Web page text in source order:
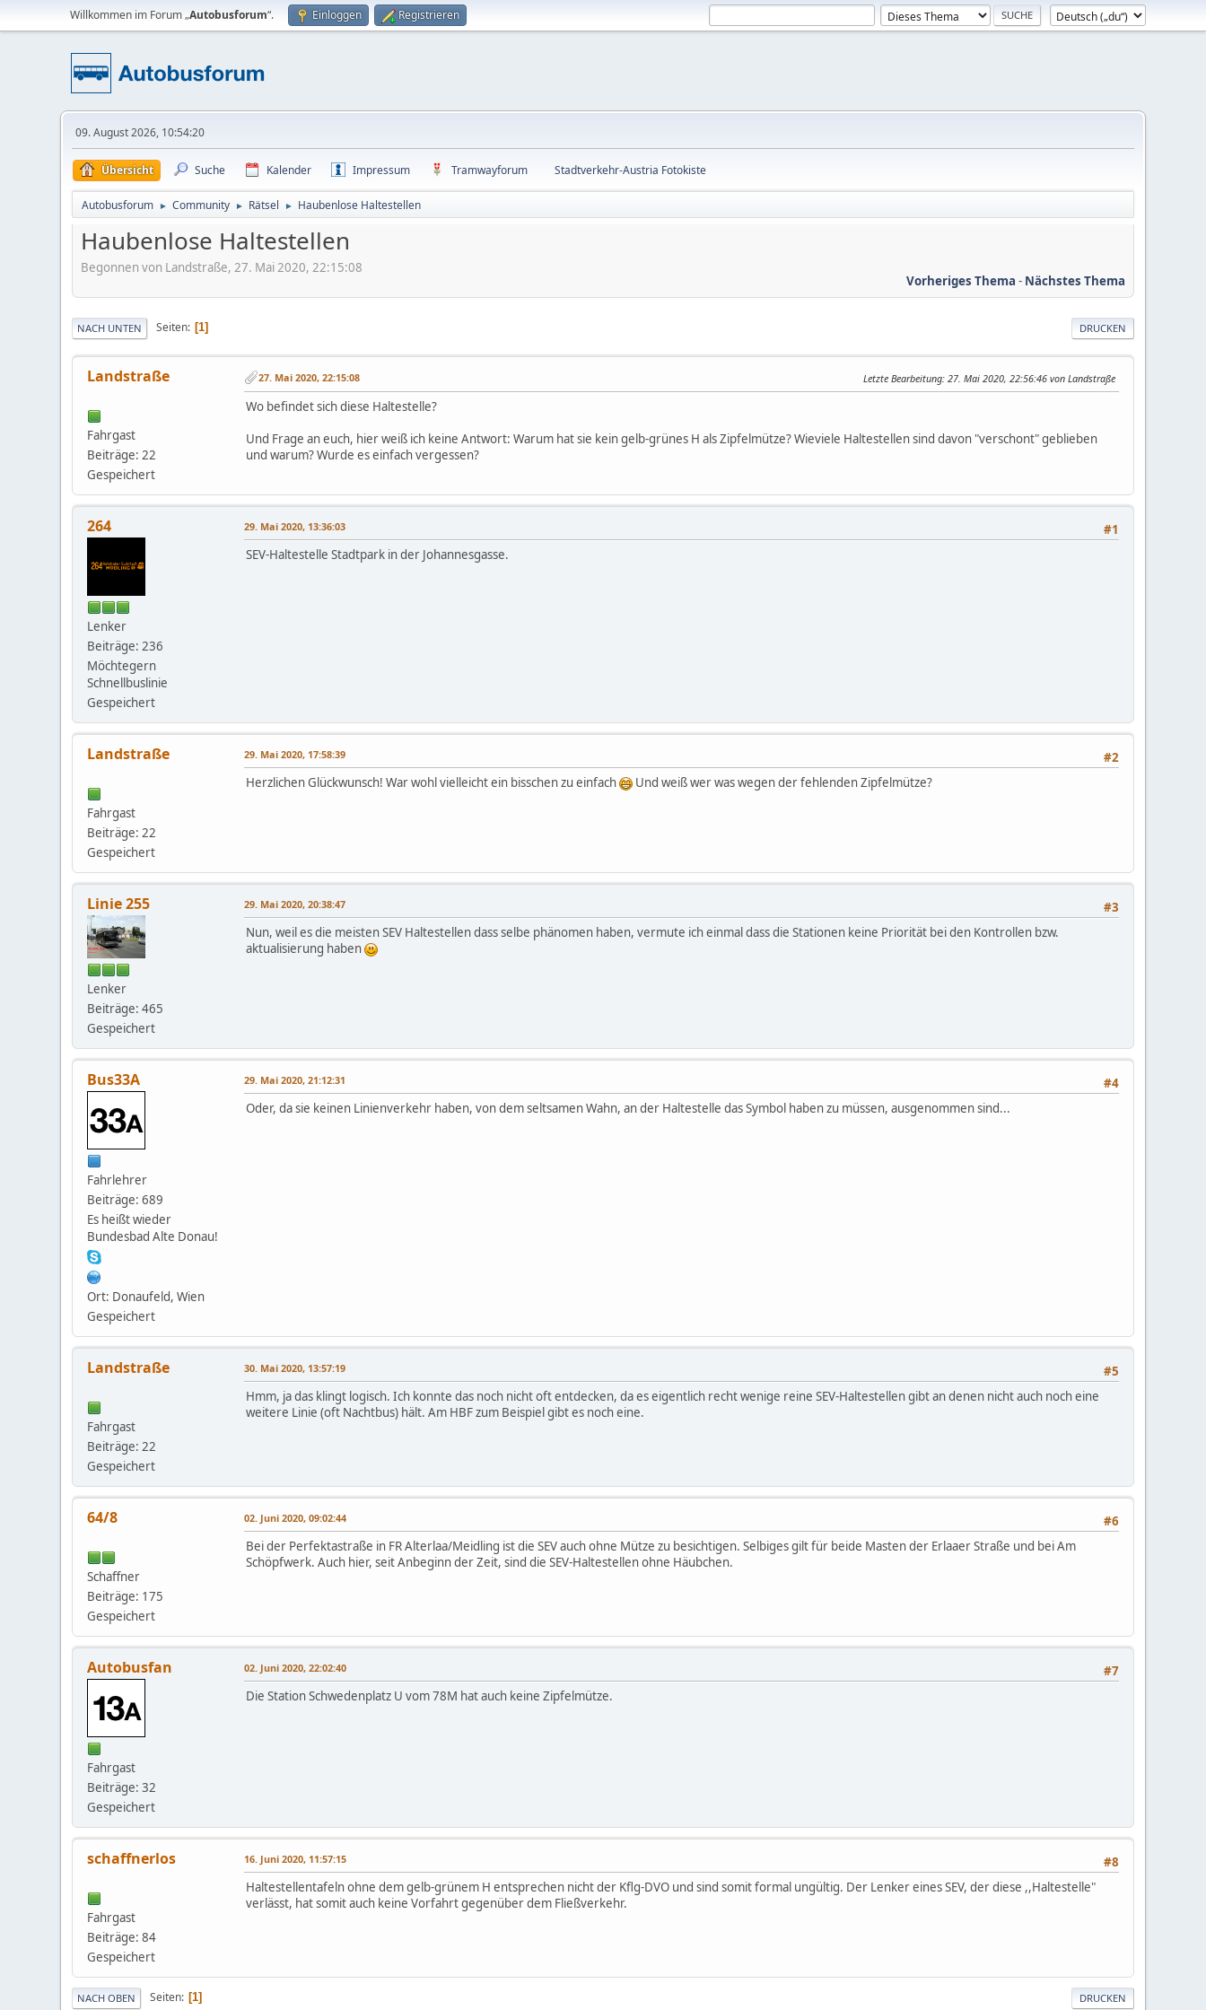
Willkommen im Forum „Autobusforum“. Einloggen Registrieren
09. August 2026, 10:54:20
Übersicht Suche Kalender Impressum Tramwayforum Stadtverkehr-Austria Fotokiste
Autobusforum ► Community ► Rätsel ► Haubenlose Haltestellen
Haubenlose Haltestellen
Begonnen von Landstraße, 27. Mai 2020, 22:15:08
Vorheriges Thema - Nächstes Thema
DRUCKEN
NACH UNTEN Seiten 1
Landstraße
Fahrgast
Beiträge: 22
Gespeichert
27. Mai 2020, 22:15:08 Letzte Bearbeitung: 27. Mai 2020, 22:56:46 von Landstraße
Wo befindet sich diese Haltestelle?
Und Frage an euch, hier weiß ich keine Antwort: Warum hat sie kein gelb-grünes H als Zipfelmütze? Wieviele Haltestellen sind davon "verschont" geblieben
und warum? Wurde es einfach vergessen?
264
Lenker
Beiträge: 236
Möchtegern
Schnellbuslinie
Gespeichert
#1
29. Mai 2020, 13:36:03
SEV-Haltestelle Stadtpark in der Johannesgasse.
Landstraße
Fahrgast
Beiträge: 22
Gespeichert
#2
29. Mai 2020, 17:58:39
Herzlichen Glückwunsch! War wohl vielleicht ein bisschen zu einfach Und weiß wer was wegen der fehlenden Zipfelmütze?
Linie 255
Lenker
Beiträge: 465
Gespeichert
#3
29. Mai 2020, 20:38:47
Nun, weil es die meisten SEV Haltestellen dass selbe phänomen haben, vermute ich einmal dass die Stationen keine Priorität bei den Kontrollen bzw.
aktualisierung haben
Bus33A
Fahrlehrer
Beiträge: 689
Es heißt wieder
Bundesbad Alte Donau!
Ort: Donaufeld, Wien
Gespeichert
#4
29. Mai 2020, 21:12:31
Oder, da sie keinen Linienverkehr haben, von dem seltsamen Wahn, an der Haltestelle das Symbol haben zu müssen, ausgenommen sind...
Landstraße
Fahrgast
Beiträge: 22
Gespeichert
#5
30. Mai 2020, 13:57:19
Hmm, ja das klingt logisch. Ich konnte das noch nicht oft entdecken, da es eigentlich recht wenige reine SEV-Haltestellen gibt an denen nicht auch noch eine
weitere Linie (oft Nachtbus) hält. Am HBF zum Beispiel gibt es noch eine.
64/8
Schaffner
Beiträge: 175
Gespeichert
#6
02. Juni 2020, 09:02:44
Bei der Perfektastraße in FR Alterlaa/Meidling ist die SEV auch ohne Mütze zu besichtigen. Selbiges gilt für beide Masten der Erlaaer Straße und bei Am
Schöpfwerk. Auch hier, seit Anbeginn der Zeit, sind die SEV-Haltestellen ohne Häubchen.
Autobusfan
Fahrgast
Beiträge: 32
Gespeichert
#7
02. Juni 2020, 22:02:40
Die Station Schwedenplatz U vom 78M hat auch keine Zipfelmütze.
schaffnerlos
Fahrgast
Beiträge: 84
Gespeichert
#8
16. Juni 2020, 11:57:15
Haltestellentafeln ohne dem gelb-grünem H entsprechen nicht der Kflg-DVO und sind somit formal ungültig. Der Lenker eines SEV, der diese ,,Haltestelle"
verlässt, hat somit auch keine Vorfahrt gegenüber dem Fließverkehr.
DRUCKEN
NACH OBEN Seiten 1